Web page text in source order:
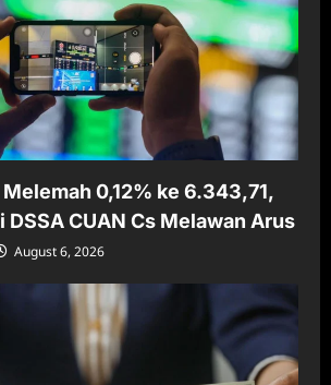
0,12% ke 6.343,71,
DSSA CUAN Cs Melawan Arus
August 6, 2026